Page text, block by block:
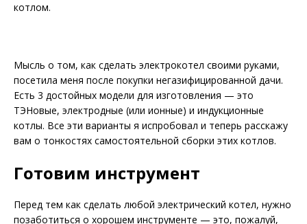
котлом.
Мысль о том, как сделать электрокотел своими руками,
посетила меня после покупки негазифицированной дачи.
Есть 3 достойных модели для изготовления — это
ТЭНовые, электродные (или ионные) и индукционные
котлы. Все эти варианты я испробовал и теперь расскажу
вам о тонкостях самостоятельной сборки этих котлов.
Готовим инструмент
Перед тем как сделать любой электрический котел, нужно
позаботиться о хорошем инструменте — это, пожалуй,